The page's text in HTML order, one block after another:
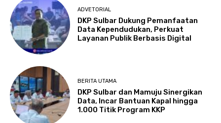
ADVETORIAL
DKP Sulbar Dukung Pemanfaatan
Data Kependudukan, Perkuat
Layanan Publik Berbasis Digital
BERITA UTAMA
DKP Sulbar dan Mamuju Sinergikan
Data, Incar Bantuan Kapal hingga
1.000 Titik Program KKP